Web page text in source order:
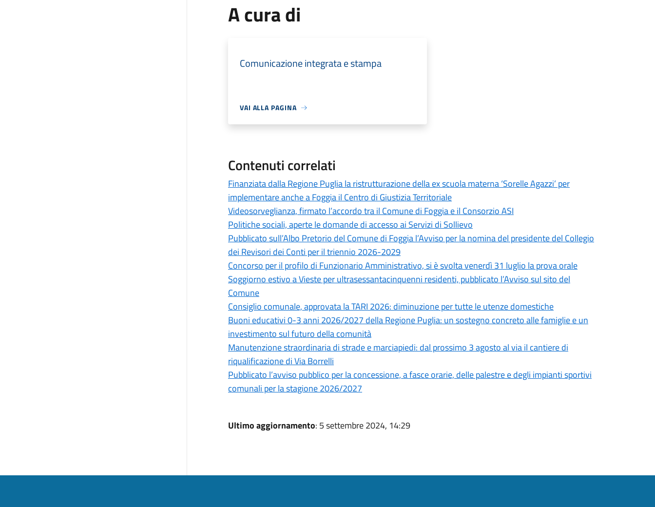
A cura di
Comunicazione integrata e stampa
VAI ALLA PAGINA
Contenuti correlati
Finanziata dalla Regione Puglia la ristrutturazione della ex scuola materna ‘Sorelle Agazzi’ per
implementare anche a Foggia il Centro di Giustizia Territoriale
Videosorveglianza, firmato l’accordo tra il Comune di Foggia e il Consorzio ASI
Politiche sociali, aperte le domande di accesso ai Servizi di Sollievo
Pubblicato sull’Albo Pretorio del Comune di Foggia l’Avviso per la nomina del presidente del Collegio
dei Revisori dei Conti per il triennio 2026-2029
Concorso per il profilo di Funzionario Amministrativo, si è svolta venerdì 31 luglio la prova orale
Soggiorno estivo a Vieste per ultrasessantacinquenni residenti, pubblicato l’Avviso sul sito del
Comune
Consiglio comunale, approvata la TARI 2026: diminuzione per tutte le utenze domestiche
Buoni educativi 0-3 anni 2026/2027 della Regione Puglia: un sostegno concreto alle famiglie e un
investimento sul futuro della comunità
Manutenzione straordinaria di strade e marciapiedi: dal prossimo 3 agosto al via il cantiere di
riqualificazione di Via Borrelli
Pubblicato l’avviso pubblico per la concessione, a fasce orarie, delle palestre e degli impianti sportivi
comunali per la stagione 2026/2027
Ultimo aggiornamento: 5 settembre 2024, 14:29